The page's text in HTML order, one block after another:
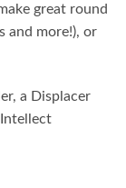
great round
and more!), or
a Displacer